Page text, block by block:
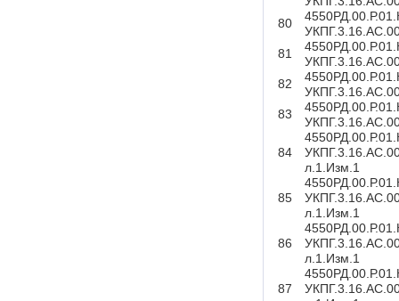
80
81
82
83
84
л.1.Изм.1
85
л.1.Изм.1
86
л.1.Изм.1
87